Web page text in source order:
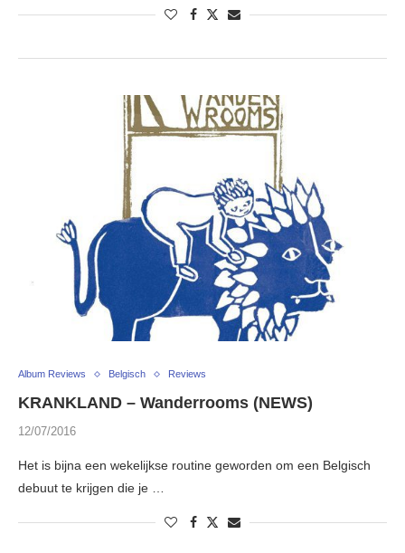
Album Reviews Belgisch Reviews
KRANKLAND – Wanderrooms (NEWS)
12/07/2016
Het is bijna een wekelijkse routine geworden om een Belgisch
debuut te krijgen die je …